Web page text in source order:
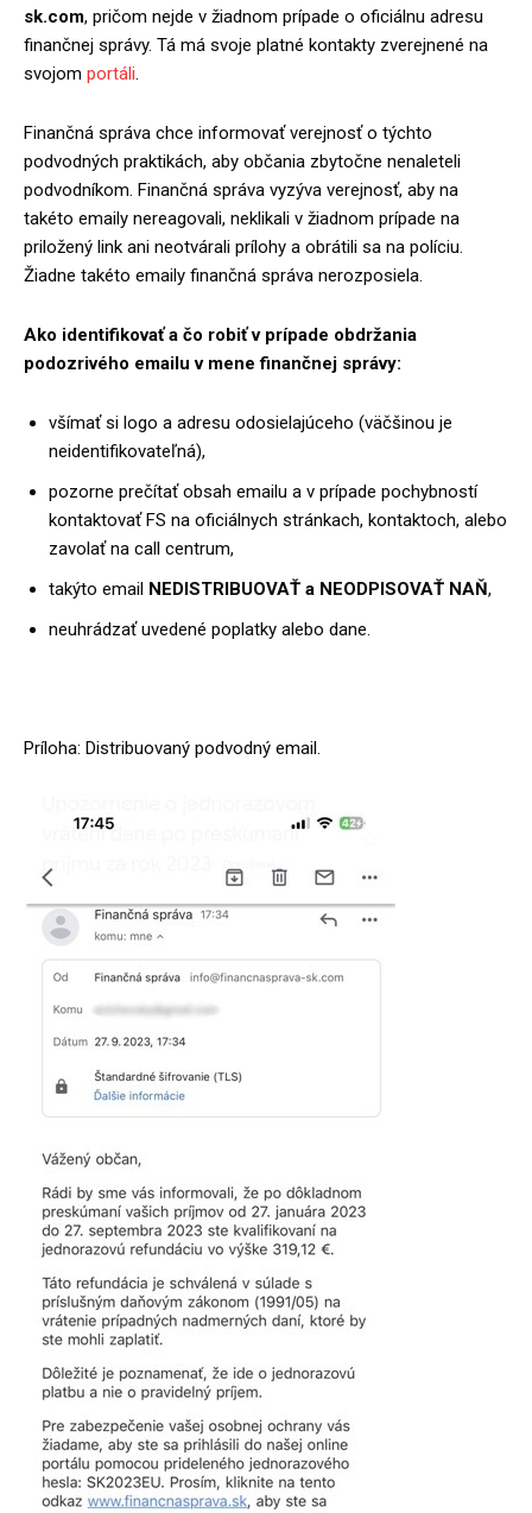
sk.com, pričom nejde v žiadnom prípade o oficiálnu adresu
finančnej správy. Tá má svoje platné kontakty zverejnené na
svojom portáli.
Finančná správa chce informovať verejnosť o týchto
podvodných praktikách, aby občania zbytočne nenaleteli
podvodníkom. Finančná správa vyzýva verejnosť, aby na
takéto emaily nereagovali, neklikali v žiadnom prípade na
priložený link ani neotvárali prílohy a obrátili sa na políciu.
Žiadne takéto emaily finančná správa nerozposiela.
Ako identifikovať a čo robiť v prípade obdržania
podozrivého emailu v mene finančnej správy:
všímať si logo a adresu odosielajúceho (väčšinou je
neidentifikovateľná),
pozorne prečítať obsah emailu a v prípade pochybností
kontaktovať FS na oficiálnych stránkach, kontaktoch, alebo
zavolať na call centrum,
takýto email NEDISTRIBUOVAŤ a NEODPISOVAŤ NAŇ,
neuhrádzať uvedené poplatky alebo dane.
Príloha: Distribuovaný podvodný email.